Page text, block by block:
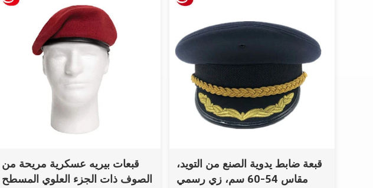
قبعات بيريه عسكرية مريحة من
الصوف ذات الجزء العلوي المسطح
قبعة ضابط يدوية الصنع من التويد،
مقاس 54-60 سم، زي رسمي